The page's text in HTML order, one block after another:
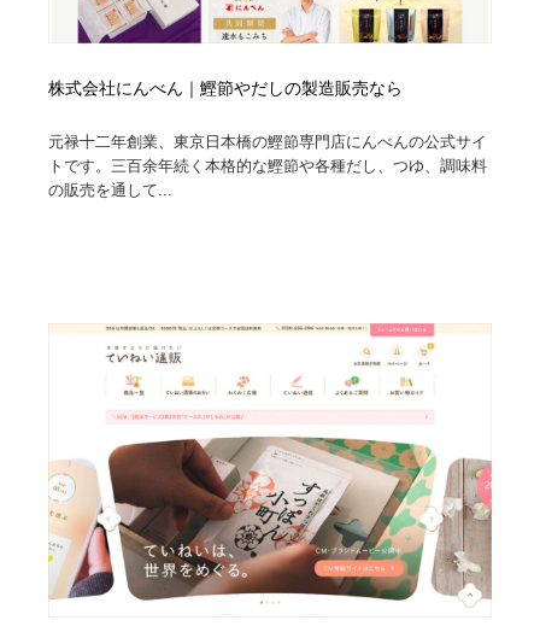
株式会社にんべん｜鰹節やだしの製造販売なら
元禄十二年創業、東京日本橋の鰹節専門店にんべんの公式サイ
トです。三百余年続く本格的な鰹節や各種だし、つゆ、調味料
の販売を通して...